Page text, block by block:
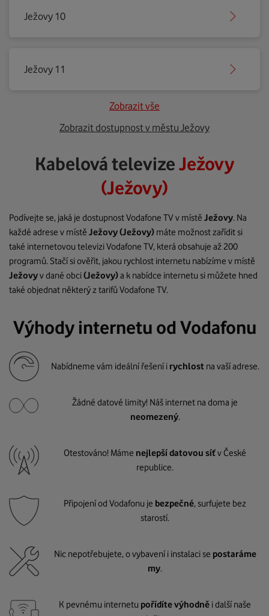
Ježovy 10
Ježovy 11
Zobrazit vše
Zobrazit dostupnost v městu Ježovy
Kabelová televizeJežovy
(Ježovy)
Podívejte se, jaká je dostupnost Vodafone TV v místě Ježovy. Na
každé adrese v místě Ježovy(Ježovy) máte možnost zařídit si
také internetovou televizi Vodafone TV, která obsahuje až 200
programů. Stačí si ověřit, jakou rychlost internetu nabízíme v místě
Ježovyv dané obci(Ježovy)a k nabídce internetu si můžete hned
také objednat některý z tarifů Vodafone TV.
Výhody internetu od Vodafonu
Nabídneme vám ideální řešení i rychlost na vaší adrese.
Žádné datové limity! Náš internet na doma je
neomezený.
Otestováno! Máme nejlepší datovou síťv České
republice.
Připojení od Vodafonu je bezpečné, surfujete bez
starostí.
Nic nepotřebujete, o vybavení i instalaci se postaráme
my.
K pevnému internetu pořídíte výhodně i další naše